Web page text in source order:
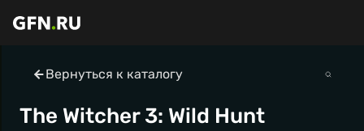
Вернуться к каталогу
The Witcher 3: Wild Hunt